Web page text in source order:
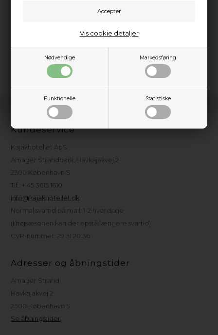
Nødvendige Markedsføring
Funktionelle Statistiske
Vis cookie detaljer
flere ting på én gang. Det kører på isobutan-gas, som giver
brænder, gryde og pande – pakkes sammen til en flad, robust
dig, der gerne vil have god madoplevelse, selv når du er langt
fra køkkenet derhjemme.
Kundeservice
Kajakhotellet ApS
Amager Strandpark, Havkajakvej 2
2300 København S
Tlf.: + 45 3615 1610
info@kajakhotellet.dk
Normal svartid på mail: 1-2 hverdage
(I højsæsonen kan der opstå længere svartid)
CVR-nummer: 29 31 20 36
Adresser og åbningstider
Amager Strand
Havkajakvej 2
2300 København S
Se åbningstider